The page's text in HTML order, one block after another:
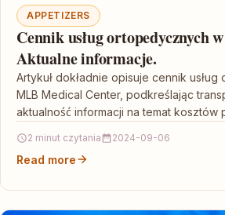
APPETIZERS
Cennik usług ortopedycznych
Aktualne informacje.
Artykuł dokładnie opisuje cennik
MLB Medical Center, podkreślając
aktualność informacji na temat kosztów
2 minut czytania 2024-09-06
Read more